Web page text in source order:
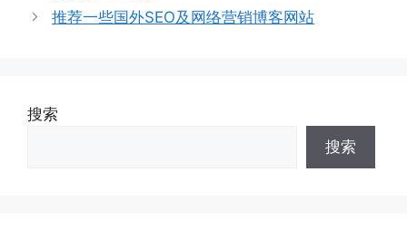
推荐一些国外SEO及网络营销博客网站
搜索
搜索